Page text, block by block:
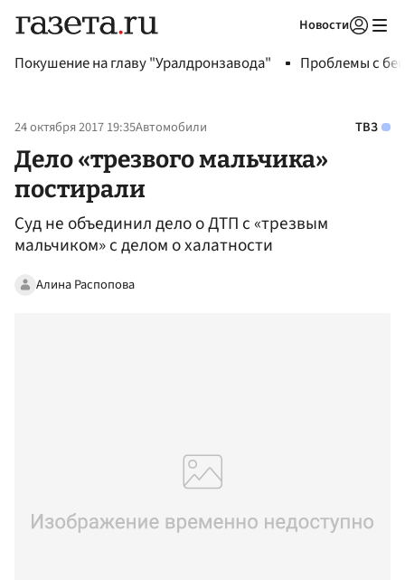
Новости
Покушение на главу "Уралдронзавода" Проблемы с
24 октября 2017 19:35Автомобили ТВЗ
Дело «трезвого мальчика»
постирали
Суд не объединил дело о ДТП с «трезвым
мальчиком» с делом о халатности
Алина Распопова